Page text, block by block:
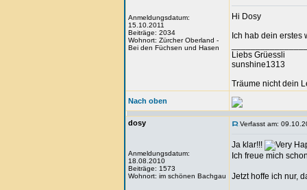
Anmeldungsdatum:
15.10.2011
Beiträge: 2034
Wohnort: Zürcher Oberland -
Bei den Füchsen und Hasen
Hi Dosy
Ich hab dein erstes
Liebs Grüessli
sunshine1313
Träume nicht dein
Nach oben
dosy
Anmeldungsdatum:
18.08.2010
Beiträge: 1573
Wohnort: im schönen Bachgau
Verfasst am:
Ja klar!!!
Ich freue mich
Jetzt hoffe ich nur,